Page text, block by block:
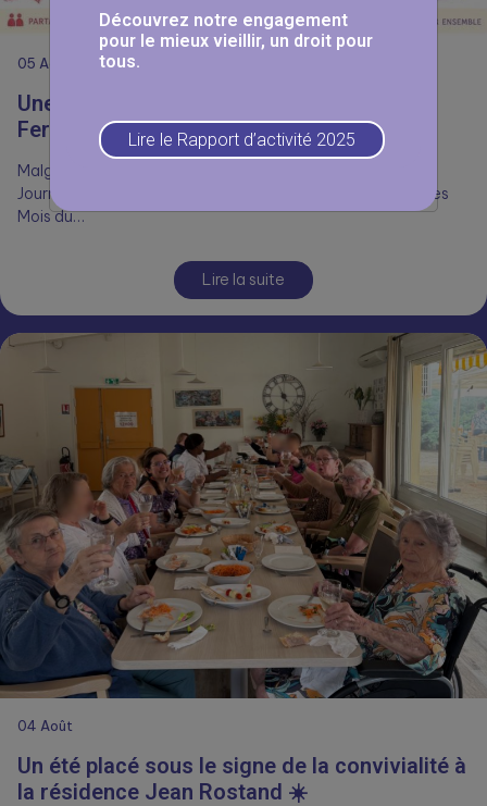
05 Août
Une journée Portes Ouvertes réussie aux
Fermettes 🥳
Malgré la chaleur, nombreux ont répondu présents pour la
Journée Portes Ouvertes aux Fermettes, dans le cadre des
Mois du…
Lire la suite
04 Août
Un été placé sous le signe de la convivialité à
la résidence Jean Rostand ☀️
Découvrez notre engagement
pour le mieux vieillir, un droit pour
tous.
Lire le Rapport d’activité 2025